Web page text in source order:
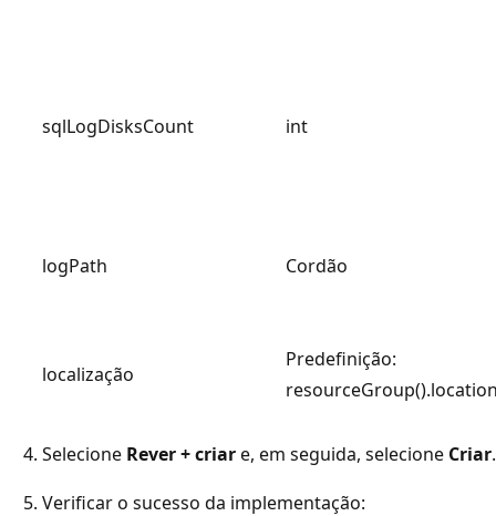
sqlLogDisksCount int
logPath Cordão
localização
Predefinição:
Selecione Rever + criare, em seguida, selecione Criar.
Verificar o sucesso da implementação: